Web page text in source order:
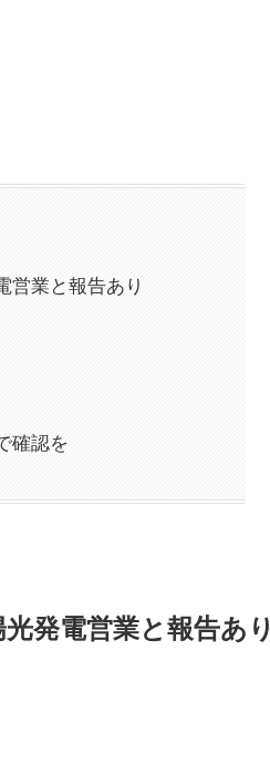
営業と報告あり
確認を
発電営業と報告あり